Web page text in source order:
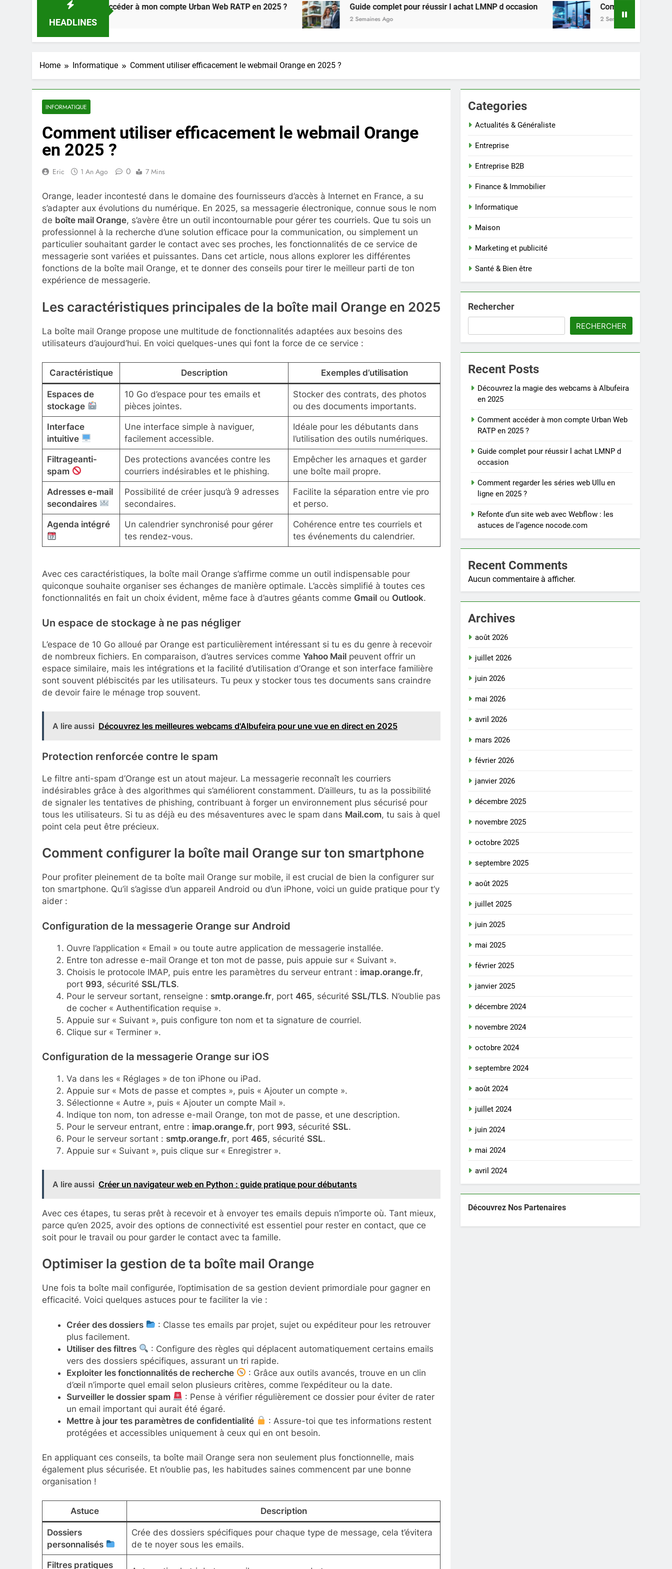
HEADLINES
Comment accéder à mon compte Urban Web RATP en 2025 ?
1 Semaine Ago
Guide complet pour réussir l achat LMNP d occasion
2 Semaines Ago
Comment regarder les séries
2 Semaines Ago
Home Informatique Comment utiliser efficacement le webmail Orange en 2025 ?
INFORMATIQUE
Comment utiliser efficacement le webmail Orange
en 2025 ?
Eric 1 An Ago 0 7 Mins
Orange, leader incontesté dans le domaine des fournisseurs d’accès à Internet en France, a su
s’adapter aux évolutions du numérique. En 2025, sa messagerie électronique, connue sous le nom
de boîte mail Orange, s’avère être un outil incontournable pour gérer tes courriels. Que tu sois un
professionnel à la recherche d’une solution efficace pour la communication, ou simplement un
particulier souhaitant garder le contact avec ses proches, les fonctionnalités de ce service de
messagerie sont variées et puissantes. Dans cet article, nous allons explorer les différentes
fonctions de la boîte mail Orange, et te donner des conseils pour tirer le meilleur parti de ton
expérience de messagerie.
Les caractéristiques principales de la boîte mail Orange en 2025
La boîte mail Orange propose une multitude de fonctionnalités adaptées aux besoins des
utilisateurs d’aujourd’hui. En voici quelques-unes qui font la force de ce service :
Caractéristique Description Exemples d’utilisation
Espaces de
stockage
10 Go d’espace pour tes emails et
pièces jointes.
Stocker des contrats, des photos
ou des documents importants.
Interface
intuitive
Une interface simple à naviguer,
facilement accessible.
Idéale pour les débutants dans
l’utilisation des outils numériques.
Filtrageanti-
spam
Des protections avancées contre les
courriers indésirables et le phishing.
Empêcher les arnaques et garder
une boîte mail propre.
Adresses e-mail
secondaires
Possibilité de créer jusqu’à 9 adresses
secondaires.
Facilite la séparation entre vie pro
et perso.
Agenda intégré
Un calendrier synchronisé pour gérer
tes rendez-vous.
Cohérence entre tes courriels et
tes événements du calendrier.
Avec ces caractéristiques, la boîte mail Orange s’affirme comme un outil indispensable pour
quiconque souhaite organiser ses échanges de manière optimale. L’accès simplifié à toutes ces
fonctionnalités en fait un choix évident, même face à d’autres géants comme Gmail ou Outlook.
Un espace de stockage à ne pas négliger
L’espace de 10 Go alloué par Orange est particulièrement intéressant si tu es du genre à recevoir
de nombreux fichiers. En comparaison, d’autres services comme Yahoo Mail peuvent offrir un
espace similaire, mais les intégrations et la facilité d’utilisation d’Orange et son interface familière
sont souvent plébiscités par les utilisateurs. Tu peux y stocker tous tes documents sans craindre
de devoir faire le ménage trop souvent.
A lire aussi Découvrez les meilleures webcams d'Albufeira pour une vue en direct en 2025
Protection renforcée contre le spam
Le filtre anti-spam d’Orange est un atout majeur. La messagerie reconnaît les courriers
indésirables grâce à des algorithmes qui s’améliorent constamment. D’ailleurs, tu as la possibilité
de signaler les tentatives de phishing, contribuant à forger un environnement plus sécurisé pour
tous les utilisateurs. Si tu as déjà eu des mésaventures avec le spam dans Mail.com, tu sais à quel
point cela peut être précieux.
Comment configurer la boîte mail Orange sur ton smartphone
Pour profiter pleinement de ta boîte mail Orange sur mobile, il est crucial de bien la configurer sur
ton smartphone. Qu’il s’agisse d’un appareil Android ou d’un iPhone, voici un guide pratique pour t’y
aider :
Configuration de la messagerie Orange sur Android
Ouvre l’application « Email » ou toute autre application de messagerie installée.
Entre ton adresse e-mail Orange et ton mot de passe, puis appuie sur « Suivant ».
Choisis le protocole IMAP, puis entre les paramètres du serveur entrant : imap.orange.fr,
port 993, sécurité SSL/TLS.
Pour le serveur sortant, renseigne : smtp.orange.fr, port 465, sécurité SSL/TLS. N’oublie pas
de cocher « Authentification requise ».
Appuie sur « Suivant », puis configure ton nom et ta signature de courriel.
Clique sur « Terminer ».
Configuration de la messagerie Orange sur iOS
Va dans les « Réglages » de ton iPhone ou iPad.
Appuie sur « Mots de passe et comptes », puis « Ajouter un compte ».
Sélectionne « Autre », puis « Ajouter un compte Mail ».
Indique ton nom, ton adresse e-mail Orange, ton mot de passe, et une description.
Pour le serveur entrant, entre : imap.orange.fr, port 993, sécurité SSL.
Pour le serveur sortant : smtp.orange.fr, port 465, sécurité SSL.
Appuie sur « Suivant », puis clique sur « Enregistrer ».
A lire aussi Créer un navigateur web en Python : guide pratique pour débutants
Avec ces étapes, tu seras prêt à recevoir et à envoyer tes emails depuis n’importe où. Tant mieux,
parce qu’en 2025, avoir des options de connectivité est essentiel pour rester en contact, que ce
soit pour le travail ou pour garder le contact avec ta famille.
Optimiser la gestion de ta boîte mail Orange
Une fois ta boîte mail configurée, l’optimisation de sa gestion devient primordiale pour gagner en
efficacité. Voici quelques astuces pour te faciliter la vie :
Créer des dossiers
: Classe tes emails par projet, sujet ou expéditeur pour les retrouver
plus facilement.
Utiliser des filtres
: Configure des règles qui déplacent automatiquement certains emails
vers des dossiers spécifiques, assurant un tri rapide.
Exploiter les fonctionnalités de recherche
: Grâce aux outils avancés, trouve en un clin
d’œil n’importe quel email selon plusieurs critères, comme l’expéditeur ou la date.
Surveiller le dossier spam
: Pense à vérifier régulièrement ce dossier pour éviter de rater
un email important qui aurait été égaré.
Mettre à jour tes paramètres de confidentialité
: Assure-toi que tes informations restent
protégées et accessibles uniquement à ceux qui en ont besoin.
En appliquant ces conseils, ta boîte mail Orange sera non seulement plus fonctionnelle, mais
également plus sécurisée. Et n’oublie pas, les habitudes saines commencent par une bonne
organisation !
Astuce Description
Dossiers
personnalisés
Crée des dossiers spécifiques pour chaque type de message, cela t’évitera
de te noyer sous les emails.
Filtres pratiques
Categories
Actualités & Généraliste
Entreprise
Entreprise B2B
Finance & Immobilier
Informatique
Maison
Marketing et publicité
Santé & Bien être
Rechercher
RECHERCHER
Recent Posts
Découvrez la magie des webcams à Albufeira
en 2025
Comment accéder à mon compte Urban Web
RATP en 2025 ?
Guide complet pour réussir l achat LMNP d
occasion
Comment regarder les séries web Ullu en
ligne en 2025 ?
Refonte d’un site web avec Webflow : les
astuces de l’agence nocode.com
Recent Comments
Aucun commentaire à afficher.
Archives
août 2026
juillet 2026
juin 2026
mai 2026
avril 2026
mars 2026
février 2026
janvier 2026
décembre 2025
novembre 2025
octobre 2025
septembre 2025
août 2025
juillet 2025
juin 2025
mai 2025
février 2025
janvier 2025
décembre 2024
novembre 2024
octobre 2024
septembre 2024
août 2024
juillet 2024
juin 2024
mai 2024
avril 2024
Découvrez Nos Partenaires